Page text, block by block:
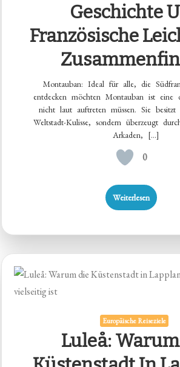
Geschichte
Französische
Montauban: Ideal für alle, die
entdecken möchten Montauban ist eine
nicht laut auftreten müssen. Sie besitzt
Weltstadt-Kulisse, sondern überzeugt
Arkaden, […]
0
Weiterlesen
Europäische Reiseziele
Luleå: